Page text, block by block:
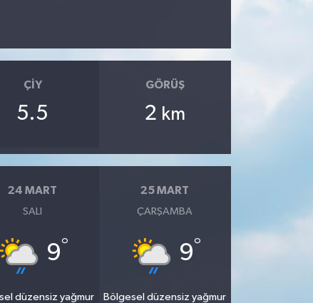
ÇIY
5.5
GÖRÜŞ
2 km
24 MART
SALI
9°
düzensiz yağmur
25 MART
ÇARŞAMBA
9°
Bölgesel düzensiz yağmur